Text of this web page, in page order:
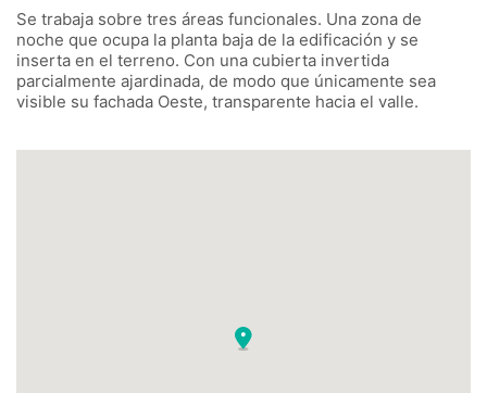
Se trabaja sobre tres áreas funcionales. Una zona de
noche que ocupa la planta baja de la edificación y se
inserta en el terreno. Con una cubierta invertida
parcialmente ajardinada, de modo que únicamente sea
visible su fachada Oeste, transparente hacia el valle.